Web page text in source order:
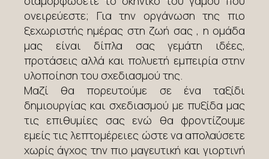
ονειρεύεστε; Για την οργάνωση της πιο
ξεχωριστής ημέρας στη ζωή σας , η ομάδα
μας είναι δίπλα σας γεμάτη ιδέες,
προτάσεις αλλά και πολυετή εμπειρία στην
υλοποίηση του σχεδιασμού της.
Μαζί θα πορευτούμε σε ένα ταξίδι
δημιουργίας και σχεδιασμού με πυξίδα μας
τις επιθυμίες σας ενώ θα φροντίζουμε
εμείς τις λεπτομέρειες ώστε να απολαύσετε
χωρίς άγχος την πιο μαγευτική και γιορτινή